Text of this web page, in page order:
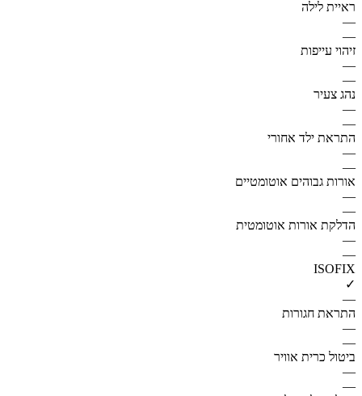
ראיית לילה
—
—
זיהוי עייפות
—
—
נהג צעיר
—
—
התראת ילד אחורי
—
—
אורות גבוהים אוטומטיים
—
—
הדלקת אורות אוטומטית
—
—
ISOFIX
✓
—
התראת חגורות
—
—
ביטול כרית אוויר
—
—